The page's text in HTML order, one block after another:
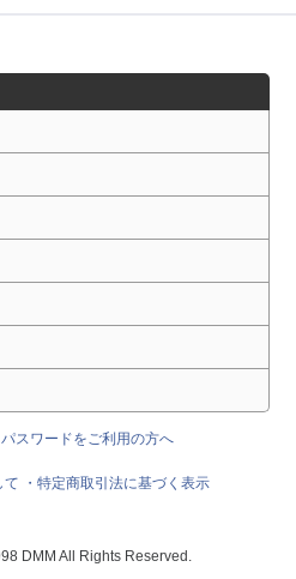
スワードをご利用の方へ
て
・特定商取引法に基づく表示
DMM All Rights Reserved.